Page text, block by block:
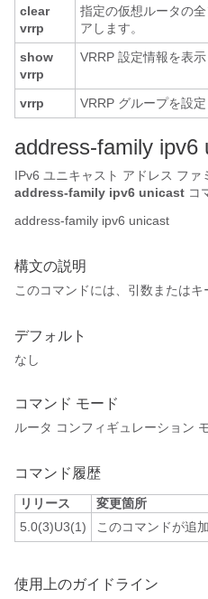
clear
vrrp
指定の仮想ルータの
アします。
show
vrrp
VRRP 設定情報を表示
vrrp VRRP グループを設定
address-family ipv6
IPv6 ユニキャスト アドレス ファ
address-family ipv6 unicast コ
address-family ipv6 unicast
構文の説明
このコマンドには、引数またはキ
デフォルト
なし
コマンド モード
ルータ コンフィギュレーション
コマンド履歴
リリース
変更箇所
5.0(3)U3(1)
このコマンドが追
使用上のガイドライン